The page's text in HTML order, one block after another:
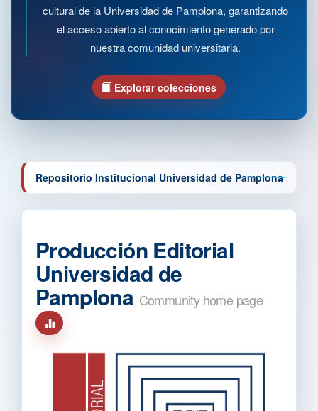
cultural de la Universidad de Pamplona, garantizando
el acceso abierto al conocimiento generado por
nuestra comunidad universitaria.
Explorar colecciones
Repositorio Institucional Universidad de Pamplona
Producción Editorial
Universidad de
Pamplona Community home page